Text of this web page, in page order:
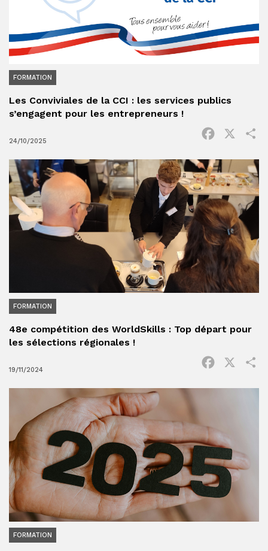
FORMATION
Les Conviviales de la CCI : les services publics
s’engagent pour les entrepreneurs !
24/10/2025
Facebook
FORMATION
48e compétition des WorldSkills : Top départ pour
les sélections régionales !
19/11/2024
Facebook
FORMATION